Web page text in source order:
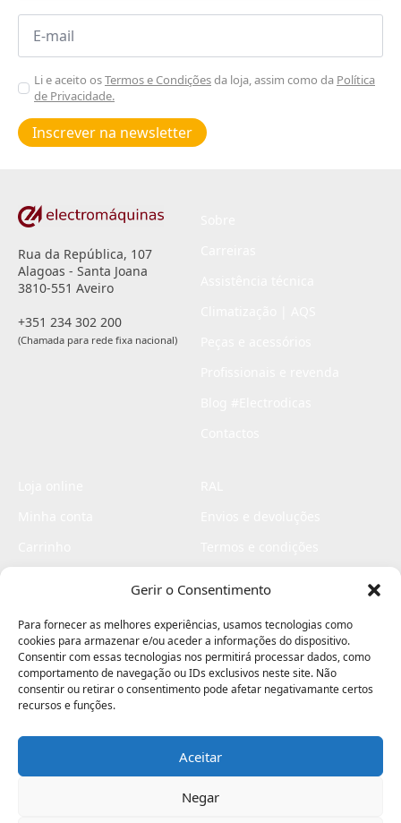
Gerir o Consentimento
Para fornecer as melhores experiências, usamos tecnologias como
cookies para armazenar e/ou aceder a informações do dispositivo.
Consentir com essas tecnologias nos permitirá processar dados, como
comportamento de navegação ou IDs exclusivos neste site. Não
consentir ou retirar o consentimento pode afetar negativamante certos
recursos e funções.
Aceitar
Negar
Email
Aceitar
Poiticas
de
privacidade
Li e aceito osTermos e Condiçõesda loja, assim como da Política
de Privacidade.
Inscrever na newsletter
Rua da República, 107
Alagoas - Santa Joana
3810-551 Aveiro
+351 234 302 200
(Chamada para rede fixa nacional)
Livro de elogios
Electromaquinas ©2026
contágio - agência criativa